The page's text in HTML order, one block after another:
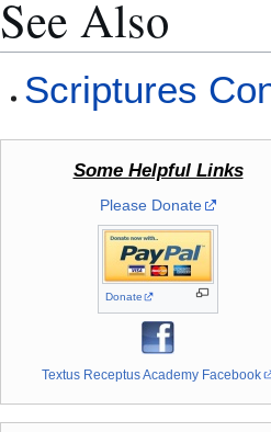
See Also
Scriptures
Some Helpful Links
Please Donate
Donate
Textus Receptus Academy Facebook